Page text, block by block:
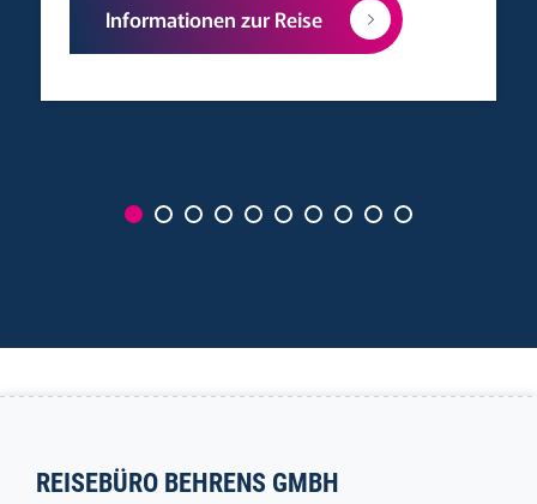
Informationen zur Reise
REISEBÜRO BEHRENS GMBH